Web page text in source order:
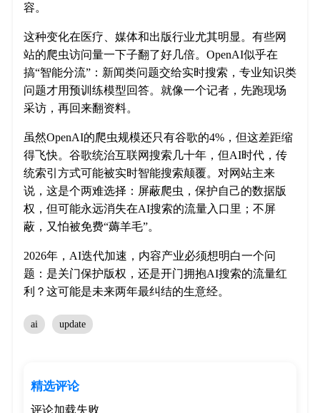
容。
这种变化在医疗、媒体和出版行业尤其明显。有些网
站的爬虫访问量一下子翻了好几倍。OpenAI似乎在
搞“智能分流”：新闻类问题交给实时搜索，专业知识类
问题才用预训练模型回答。就像一个记者，先跑现场
采访，再回来翻资料。
虽然OpenAI的爬虫规模还只有谷歌的4%，但这差距缩
得飞快。谷歌统治互联网搜索几十年，但AI时代，传
统索引方式可能被实时智能搜索颠覆。对网站主来
说，这是个两难选择：屏蔽爬虫，保护自己的数据版
权，但可能永远消失在AI搜索的流量入口里；不屏
蔽，又怕被免费“薅羊毛”。
2026年，AI迭代加速，内容产业必须想明白一个问
题：是关门保护版权，还是开门拥抱AI搜索的流量红
利？这可能是未来两年最纠结的生意经。
ai update
精选评论
评论加载失败